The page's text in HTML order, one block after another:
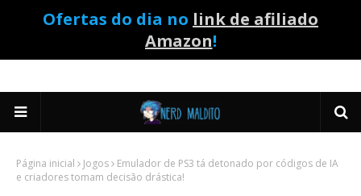
Ofertas do dia no link de afiliado
Amazon!
Página inicial Jogos
Emulador de PS3 tá detonado por códigos de IA
e criadores tomam decisão drástica!